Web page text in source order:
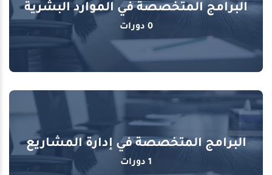
البرامج المتخصصة في الموارد البشرية
0 دورات
البرامج المتخصصة في إدارة المشاريع
1 دورات